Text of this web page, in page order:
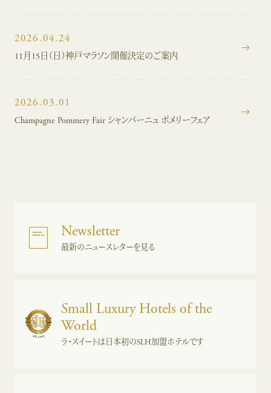
2026.04.24
11月15日（日）神戸マラソン開催決定のご案内
2026.03.01
Champagne Pommery Fair シャンパーニュ ポメリーフェア
Newsletter
最新のニュースレターを見る
Small Luxury Hotels of the
World
ラ・スイートは日本初のSLH加盟ホテルです